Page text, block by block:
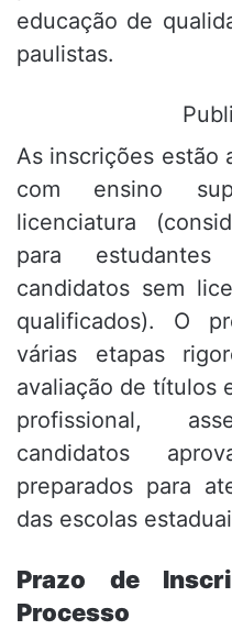
educação de
paulistas.
As inscrições estão
com ensino
licenciatura
para
candidatos sem
qualificados). O
várias etapas
avaliação de títulos
profissional,
candidatos
preparados para
das escolas
Prazo de
Processo